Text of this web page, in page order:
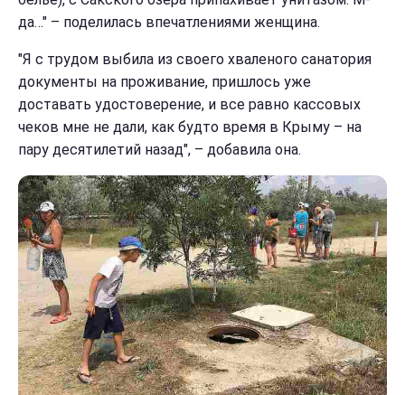
да…" – поделилась впечатлениями женщина.
"Я с трудом выбила из своего хваленого санатория
документы на проживание, пришлось уже
доставать удостоверение, и все равно кассовых
чеков мне не дали, как будто время в Крыму – на
пару десятилетий назад", – добавила она.